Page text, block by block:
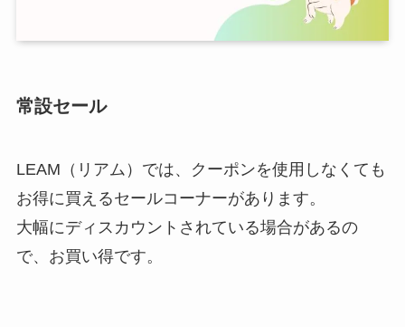
常設セール
LEAM（リアム）では、クーポンを使用しなくても
お得に買えるセールコーナーがあります。
大幅にディスカウントされている場合があるの
で、お買い得です。